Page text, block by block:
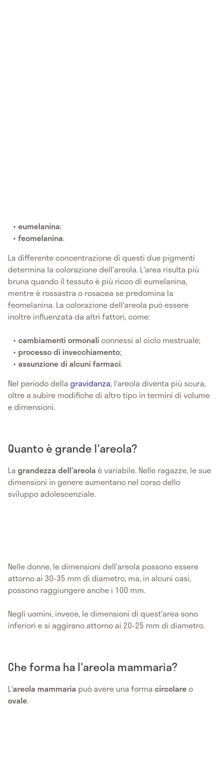
eumelanina;
feomelanina.
La differente concentrazione di questi due pigmenti
determina la colorazione dell'areola. L'area risulta più
bruna quando il tessuto è più ricco di eumelanina,
mentre è rossastra o rosacea se predomina la
feomelanina. La colorazione dell'areola può essere
inoltre influenzata da altri fattori, come:
cambiamenti ormonaliconnessi al ciclo mestruale;
processo di invecchiamento;
assunzione di alcuni farmaci.
Nel periodo della gravidanza, l'areola diventa più scura,
oltre a subire modifiche di altro tipo in termini di volume
e dimensioni.
Quanto è grande l'areola?
La grandezza dell'areola è variabile. Nelle ragazze, le sue
dimensioni in genere aumentano nel corso dello
sviluppo adolescenziale.
Nelle donne, le dimensioni dell'areola possono essere
attorno ai 30-35 mm di diametro, ma, in alcuni casi,
possono raggiungere anche i 100 mm.
Negli uomini, invece, le dimensioni di quest'area sono
inferiori e si aggirano attorno ai 20-25 mm di diametro.
Che forma ha l'areola mammaria?
L'areola mammaria può avere una forma circolareo
ovale.